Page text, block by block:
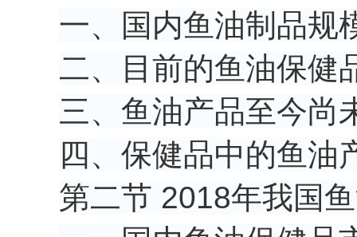
一、国内鱼油制品规
二、目前的鱼油保健
三、鱼油产品至今尚
四、保健品中的鱼油
第二节 2018年我国